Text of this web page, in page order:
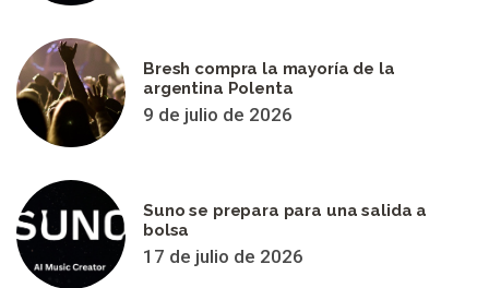
Bresh compra la mayoría de la
argentina Polenta
9 de julio de 2026
Suno se prepara para una salida a
bolsa
17 de julio de 2026